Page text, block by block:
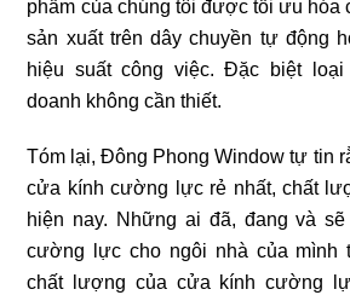
phẩm của chúng tôi được tối ưu hóa
sản xuất trên dây chuyền tự động
hiệu suất công việc. Đặc biệt
doanh không cần thiết.
Tóm lại, Đông Phong Window tự tin
cửa kính cường lực rẻ nhất, chất
hiện nay. Những ai đã, đang và
cường lực cho ngôi nhà của mình
chất lượng của cửa kính cường